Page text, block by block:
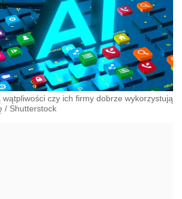
czy ich firmy dobrze wykorzystują
/ Shutterstock